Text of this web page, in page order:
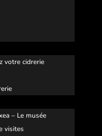
votre cidrerie
– Le musée
visites